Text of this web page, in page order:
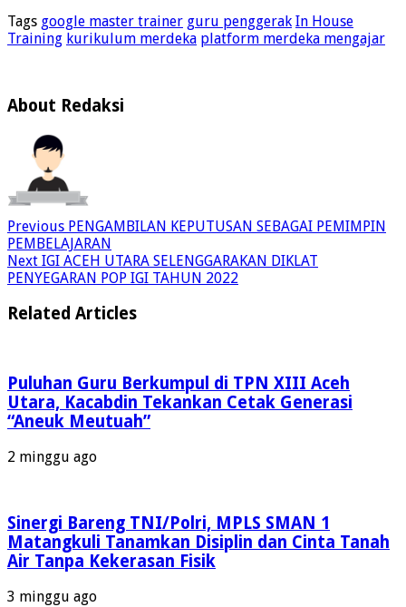
Tags google master trainer guru penggerak In House
Training kurikulum merdeka platform merdeka mengajar
About Redaksi
Previous PENGAMBILAN KEPUTUSAN SEBAGAI PEMIMPIN
PEMBELAJARAN
Next IGI ACEH UTARA SELENGGARAKAN DIKLAT
PENYEGARAN POP IGI TAHUN 2022
Related Articles
Puluhan Guru Berkumpul di TPN XIII Aceh
Utara, Kacabdin Tekankan Cetak Generasi
“Aneuk Meutuah”
2 minggu ago
Sinergi Bareng TNI/Polri, MPLS SMAN 1
Matangkuli Tanamkan Disiplin dan Cinta Tanah
Air Tanpa Kekerasan Fisik
3 minggu ago